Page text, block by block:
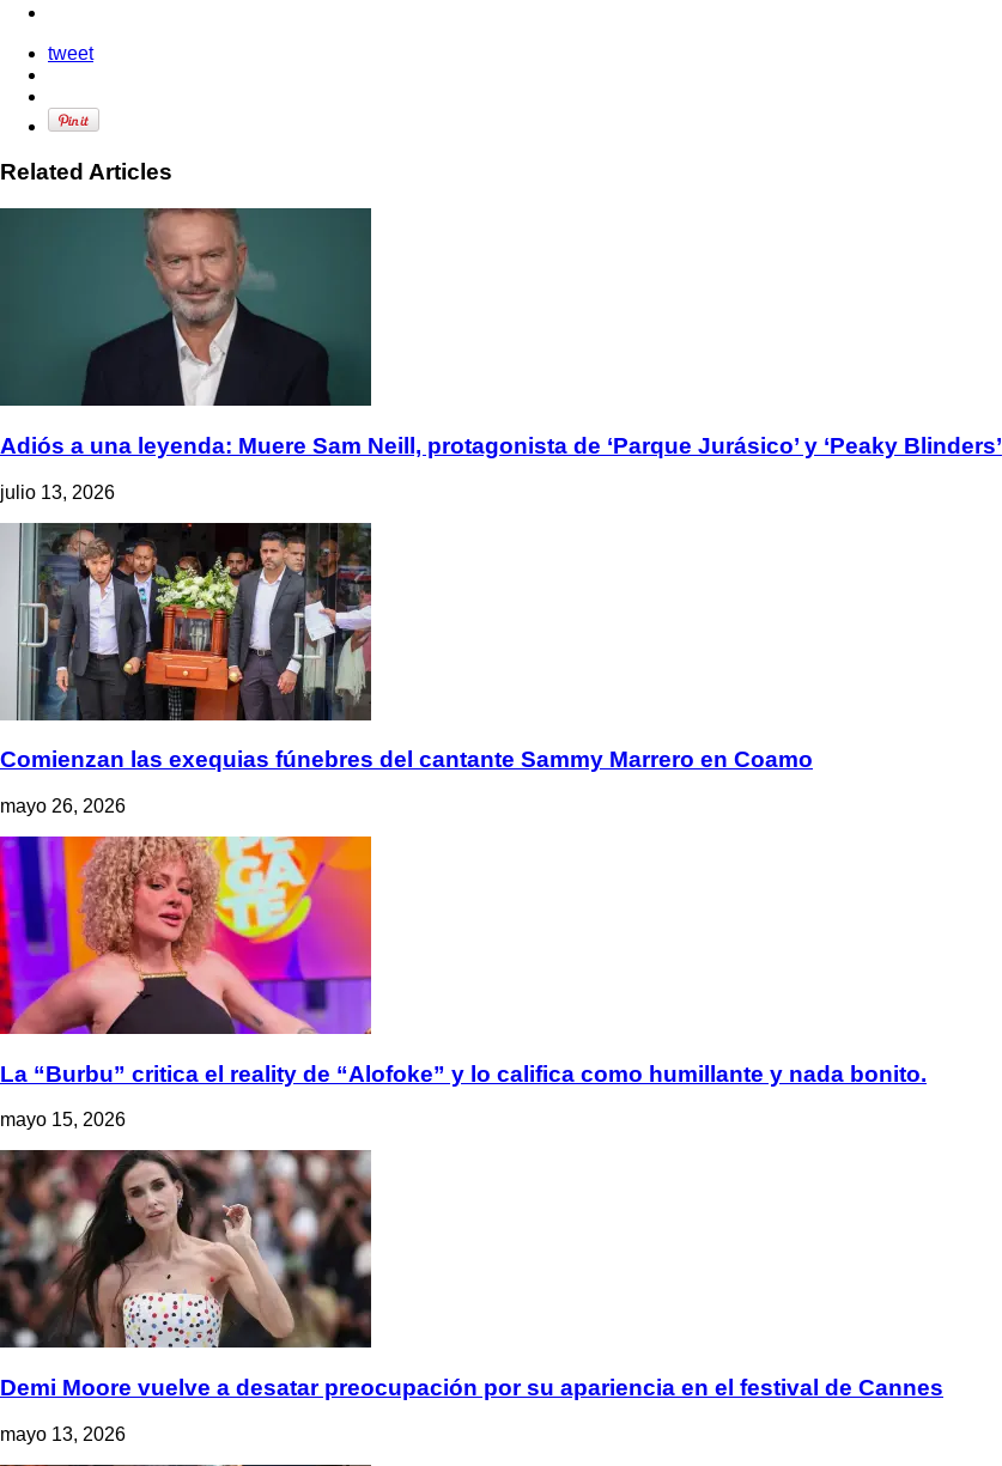
tweet
Related Articles
Adiós a una leyenda: Muere Sam Neill, protagonista de ‘Parque Jurásico’ y ‘Peaky Blinders’
julio 13, 2026
Comienzan las exequias fúnebres del cantante Sammy Marrero en Coamo
mayo 26, 2026
La “Burbu” critica el reality de “Alofoke” y lo califica como humillante y nada bonito.
mayo 15, 2026
Demi Moore vuelve a desatar preocupación por su apariencia en el festival de Cannes
mayo 13, 2026